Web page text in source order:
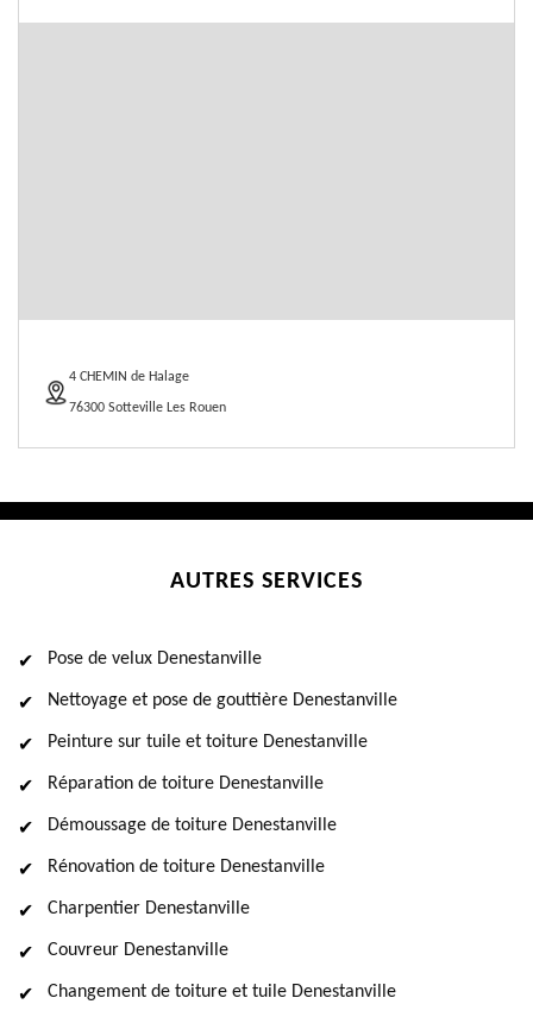
4 CHEMIN de Halage
76300 Sotteville Les Rouen
AUTRES SERVICES
Pose de velux Denestanville
Nettoyage et pose de gouttière Denestanville
Peinture sur tuile et toiture Denestanville
Réparation de toiture Denestanville
Démoussage de toiture Denestanville
Rénovation de toiture Denestanville
Charpentier Denestanville
Couvreur Denestanville
Changement de toiture et tuile Denestanville